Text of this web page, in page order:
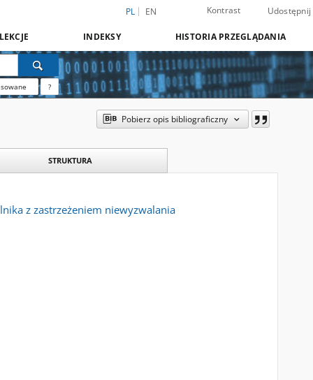
PL EN Kontrast Udostępnij
INDEKSY HISTORIA PRZEGLĄDANIA
?
Pobierz opis bibliograficzny
STRUKTURA
z zastrzeżeniem niewyzwalania